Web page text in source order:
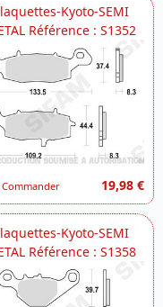
Kyoto-SEMI
Référence : S1352
Commander 19,98 €
Kyoto-SEMI
Référence : S1358